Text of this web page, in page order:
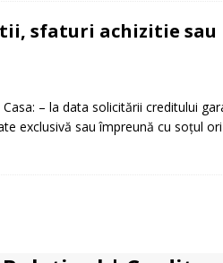
sfaturi achizitie sau
– la data solicitării creditului
exclusivă sau împreună cu soţul